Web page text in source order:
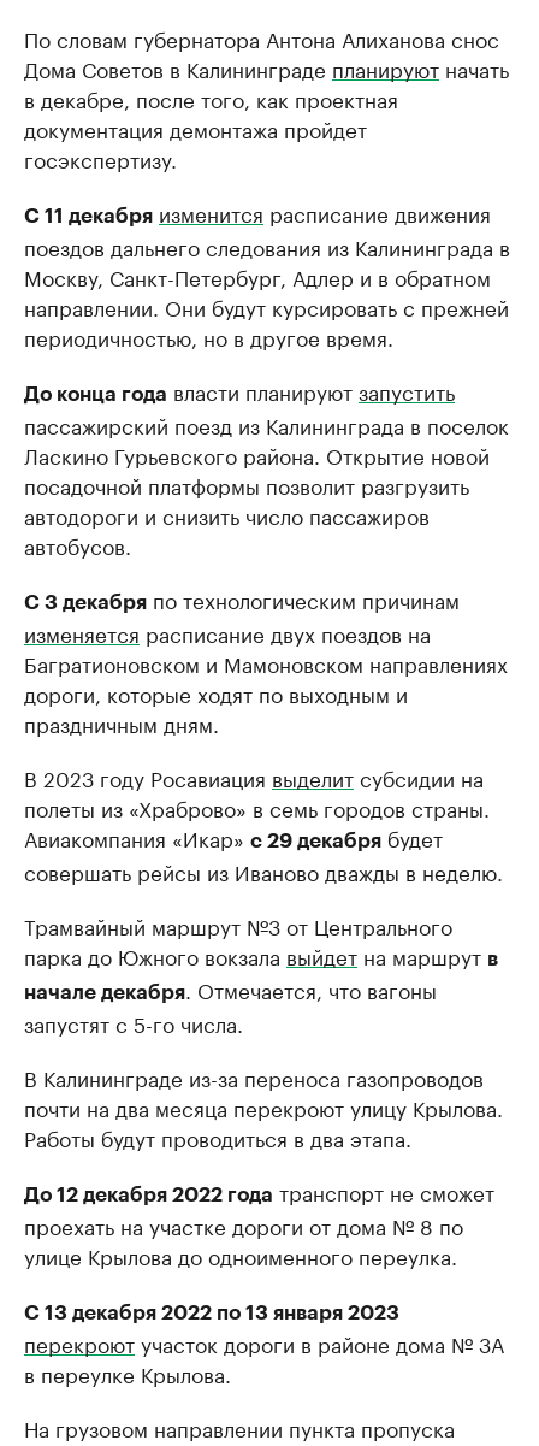
По словам губернатора Антона Алиханова снос
Дома Советов в Калининграде планируют начать
в декабре, после того, как проектная
документация демонтажа пройдет
госэкспертизу.
С 11 декабря изменится расписание движения
поездов дальнего следования из Калининграда в
Москву, Санкт-Петербург, Адлер и в обратном
направлении. Они будут курсировать с прежней
периодичностью, но в другое время.
До конца года власти планируютзапустить
пассажирский поезд из Калининграда в поселок
Ласкино Гурьевского района. Открытие новой
посадочной платформы позволит разгрузить
автодороги и снизить число пассажиров
автобусов.
С 3 декабря по технологическим причинам
изменяется расписание двух поездов на
Багратионовском и Мамоновском направлениях
дороги, которые ходят по выходным и
праздничным дням.
В 2023 году Росавиация выделитсубсидии на
полеты из «Храброво» в семь городов страны.
Авиакомпания «Икар» с 29 декабря будет
совершать рейсы из Иваново дважды в неделю.
Трамвайный маршрут №3 от Центрального
парка до Южного вокзала выйдет на маршрут в
начале декабря
. Отмечается, что вагоны
запустят с 5-го числа.
В Калининграде из-за переноса газопроводов
почти на два месяца перекроют улицу Крылова.
Работы будут проводиться в два этапа.
До 12 декабря 2022 года транспорт не сможет
проехать на участке дороги от дома № 8 по
улице Крылова до одноименного переулка.
С 13 декабря 2022 по 13 января 2023
перекроютучасток дороги в районе дома № 3А
в переулке Крылова.
На грузовом направлении пункта пропуска